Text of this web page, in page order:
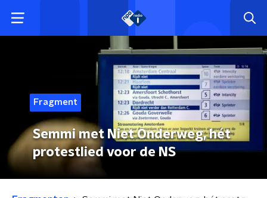
Fragment
Semmi met Niet Onderweg, hét
protestlied voor de NS